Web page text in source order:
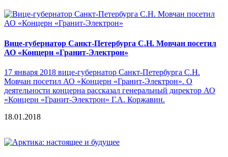
Вице-губернатор Санкт-Петербурга С.Н. Мовчан посетил
АО «Концерн «Гранит-Электрон»
17 января 2018 вице-губернатор Санкт-Петербурга С.Н.
Мовчан посетил АО «Концерн «Гранит-Электрон». О
деятельности концерна рассказал генеральный директор АО
«Концерн «Гранит-Электрон» Г.А. Коржавин.
18.01.2018